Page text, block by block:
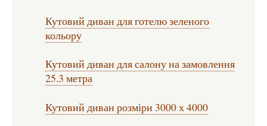
Кутовий диван для готелю зеленого
кольору
Кутовий диван для салону на замовлення
25.3 метра
Кутовий диван розміри 3000 х 4000